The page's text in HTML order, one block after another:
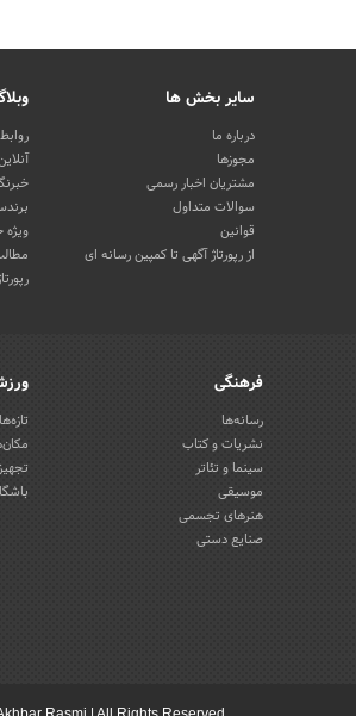
سایر بخش ها
درباره ما
مجوزها
مشتریان اخبار رسمی
سوالات متداول
قوانین
از رپورتاژ آگهی تا کمپین رسانه ای
ویژه
فرهنگی
رسانه‌ها
نشریات و کتاب
سینما و تئاتر
موسیقی
هنرهای تجسمی
صنایع دستی